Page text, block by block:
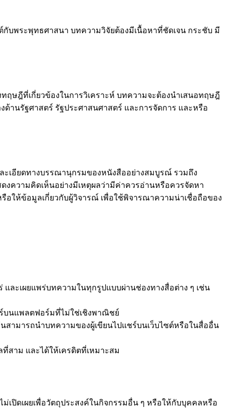
บพระพุทธศาสนา บทความวิจัยต้องมีเนื้อหาที่ชัดเจน กระชับ มี
ษฎีที่เกี่ยวข้องในการวิเคราะห์ บทความจะต้องนำเสนอทฤษฎี
นรัฐศาสตร์ รัฐประศาสนศาสตร์ และการจัดการ และหรือ
ะเอียดทางบรรณานุกรมของหนังสืออย่างสมบูรณ์ รวมถึง
ความคิดเห็นอย่างมีเหตุผลว่ามีค่าควรอ่านหรือควรจัดหา
อให้ข้อมูลเกี่ยวกับผู้วิจารณ์ เพื่อใช้พิจารณาความน่าเชื่อถือของ
ละเผยแพร่บทความในทุกรูปแบบผ่านช่องทางสื่อต่าง ๆ เช่น
บนแพลตฟอร์มที่ไม่ใช่เชิงพาณิชย์
นสามารถนำบทความของผู้เขียนไปแชร์บนเว็บไซต์หรือในสื่ออื่น
สาม และได้ให้เครดิตที่เหมาะสม
เปิดเผยเพื่อวัตถุประสงค์ในกิจกรรมอื่น ๆ หรือให้กับบุคคลหรือ